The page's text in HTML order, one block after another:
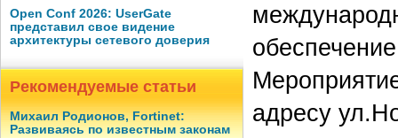
Open Conf 2026: UserGate
представил свое видение
архитектуры сетевого доверия
Рекомендуемые статьи
Михаил Родионов, Fortinet:
Развиваясь по известным законам
адресу